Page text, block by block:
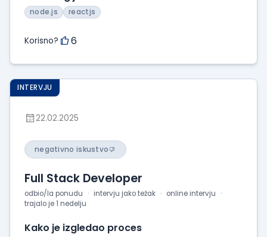
node.js reactjs
Korisno? 6
INTERVJU
22.02.2025
negativno iskustvo
Full Stack Developer
odbio/la ponudu intervju jako težak
online intervju
trajalo je 1 nedelju
Kako je izgledao proces